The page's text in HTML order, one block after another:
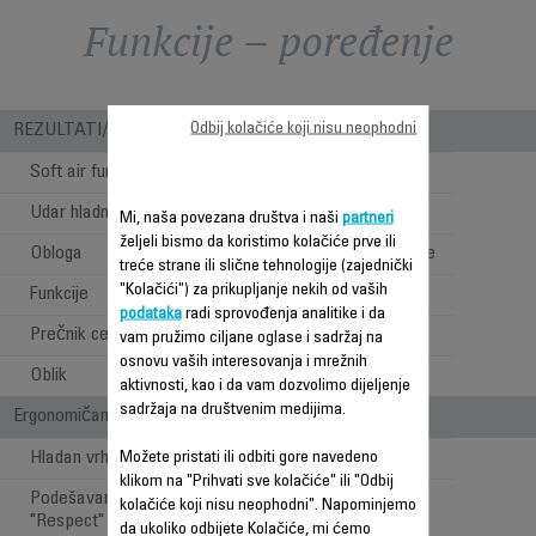
Funkcije – poređenje
REZULTATI/ UPOTREBA
Soft air funkcija
Udar hladnog vazduha Nije primenjivo
Obloga Keramika Tourmaline
Funkcije Uvijanje kose
Prečnik cevi 25 mm
Oblik Ovalni
Ergonomičan i štiti kosu
Hladan vrh
Podešavanje temperature
"Respect"
Nije primenjivo
Mi, naša povezana društva i naši partneri
željeli bismo da koristimo kolačiće prve ili
treće strane ili slične tehnologije (zajednički
"Kolačići") za prikupljanje nekih od vaših
podatakaradi sprovođenja analitike i da
vam pružimo ciljane oglase i sadržaj na
osnovu vaših interesovanja i mrežnih
aktivnosti, kao i da vam dozvolimo dijeljenje
sadržaja na društvenim medijima.
Možete pristati ili odbiti gore navedeno
klikom na "Prihvati sve kolačiće" ili "Odbij
kolačiće koji nisu neophodni". Napominjemo
da ukoliko odbijete Kolačiće, mi ćemo
Odbij kolačiće koji nisu neophodni